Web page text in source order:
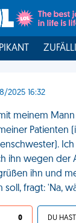
PIKANT
2025 16:32
meinem
Patienten
ihn wegen der
ihn und
fragt: 'Na,
0